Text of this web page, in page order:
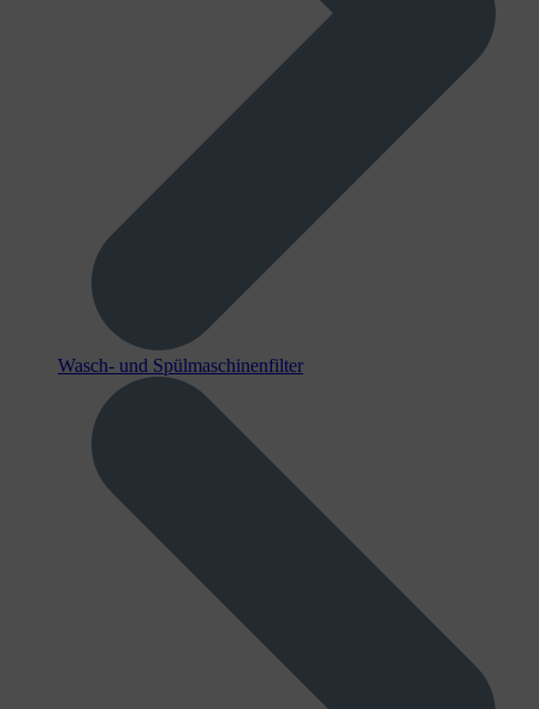
Wasch- und Spülmaschinenfilter